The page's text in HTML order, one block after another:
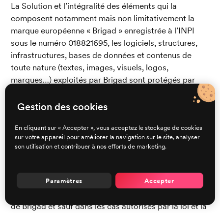
La Solution et l’intégralité des éléments qui la
composent notamment mais non limitativement la
marque européenne « Brigad » enregistrée à l’INPI
sous le numéro 018821695, les logiciels, structures,
infrastructures, bases de données et contenus de
toute nature (textes, images, visuels, logos,
marques…) exploités par Brigad sont protégés par
Les conditions de la licence sur la Solution sont
détaillées en Annexe 1. Le Talent comprend et
accepte que Brigad a mis en place des mesures pour
contrôler l’utilisation de la Solution ainsi que le
En dehors de l’utilisation normale de la Solution, le
de Brigad et sauf dans les cas autorisés par la loi et la
Gestion des cookies
En cliquant sur « Accepter », vous acceptez le stockage de cookies
sur votre appareil pour améliorer la navigation sur le site, analyser
son utilisation et contribuer à nos efforts de marketing.
Accepter
Paramètres